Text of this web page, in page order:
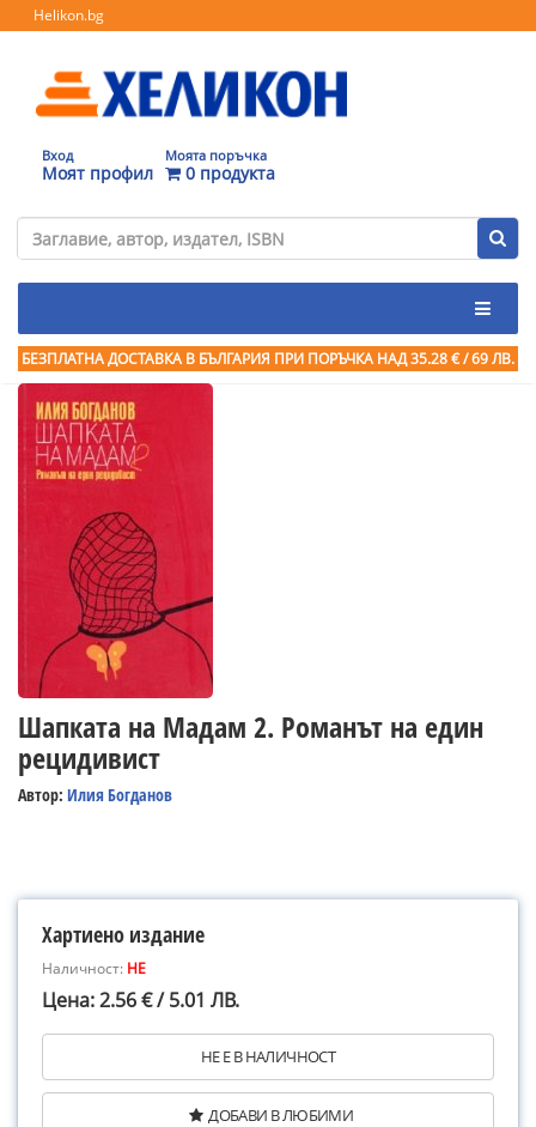
Helikon.bg
Вход
Моят профил
Моята поръчка
0 продукта
БЕЗПЛАТНА ДОСТАВКА В БЪЛГАРИЯ ПРИ ПОРЪЧКА НАД 35.28 € / 69 ЛВ.
Шапката на Мадам 2. Романът на един
рецидивист
Автор: Илия Богданов
Хартиено издание
Наличност: НЕ
Цена: 2.56 € / 5.01 ЛВ.
НЕ Е В НАЛИЧНОСТ
ДОБАВИ В ЛЮБИМИ